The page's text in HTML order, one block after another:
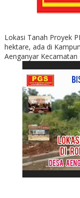
Lokasi Tanah Proyek
hektare, ada di
Aenganyar Kecamatan